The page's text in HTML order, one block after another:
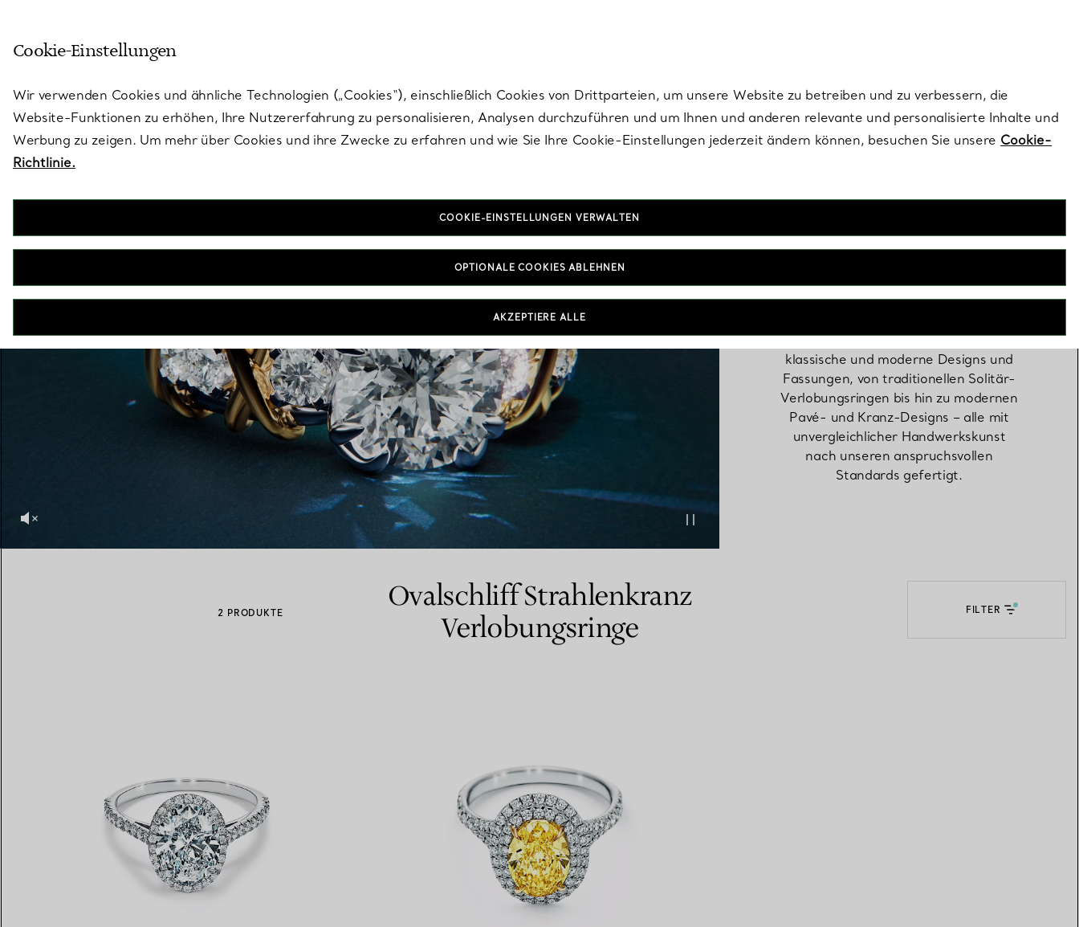
Eheringe für Damen Eheringe für Herren Partnerringe
Eherings
Terminmit einem Tiffany-Diamantenexperten.
Verlobungsringe
Nur Tiffany kann einen Diamantring
wirklich würdig ist. Entdecken Sie
klassische und moderne Designs und
Fassungen, von traditionellen Solitär-
Verlobungsringen bis hin zu modernen
Pavé- und Kranz-Designs – alle mit
unvergleichlicher Handwerkskunst
nach unseren anspruchsvollen
Standards gefertigt.
2 PRODUKTE
Ovalschliff Strahlenkranz
Verlobungsringe
FILTER
Cookie-Einstellungen
Wir verwenden Cookies und ähnliche Technologien („Cookies“), einschließlich Cookies von Drittparteien, um unsere Website zu betreiben und zu verbessern, die
Website-Funktionen zu erhöhen, Ihre Nutzererfahrung zu personalisieren, Analysen durchzuführen und um Ihnen und anderen relevante und personalisierte Inhalte und
Werbung zu zeigen. Um mehr über Cookies und ihre Zwecke zu erfahren und wie Sie Ihre Cookie-Einstellungen jederzeit ändern können, besuchen Sie unsere Cookie-
Richtlinie.
COOKIE-EINSTELLUNGEN VERWALTEN
OPTIONALE COOKIES ABLEHNEN
AKZEPTIERE ALLE